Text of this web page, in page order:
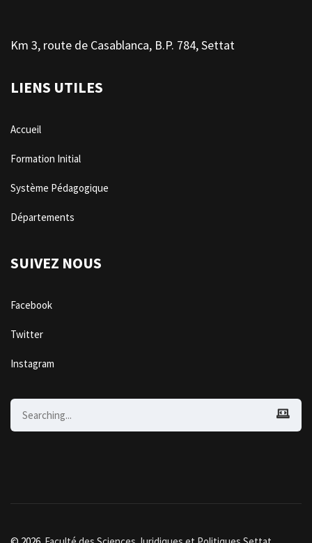
Km 3, route de Casablanca, B.P. 784, Settat
LIENS UTILES
Accueil
Formation Initial
Système Pédagogique
Départements
SUIVEZ NOUS
Facebook
Twitter
Instagram